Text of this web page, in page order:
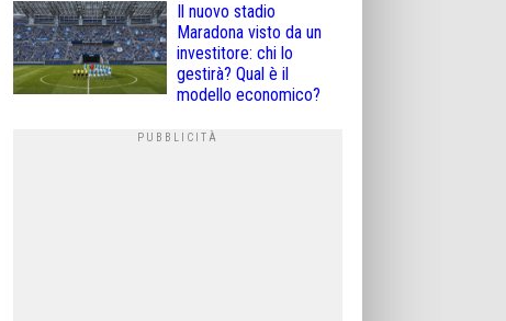
Il nuovo stadio
Maradona visto da un
investitore: chi lo
gestirà? Qual è il
modello economico?